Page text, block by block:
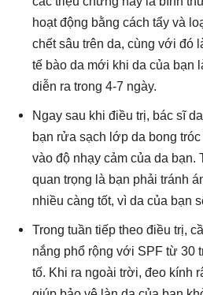
hoạt động bằng cách tẩy và
chết sâu trên da, cùng với đó
tế bào da mới khi da của bạn
diễn ra trong 4-7 ngày.
Ngay sau khi điều trị, bác sĩ
bạn rửa sạch lớp da bong
vào độ nhạy cảm của da bạn.
quan trọng là bạn phải tránh
nhiều càng tốt, vì da của bạn
Trong tuần tiếp theo điều trị,
nắng phổ rộng với SPF từ 30
tố. Khi ra ngoài trời, đeo kính